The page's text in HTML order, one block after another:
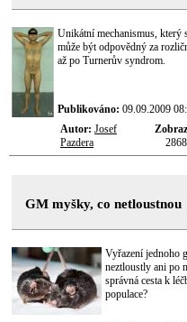
Unikátní mechanismus, který
může být odpovědný za
až po Turnerův syndrom.
Publikováno: 09.09.2009
Autor: Josef
Pazdera
GM myšky, co netloustnou
Vyřazení jednoho
neztloustly ani po
správná cesta k
populace?